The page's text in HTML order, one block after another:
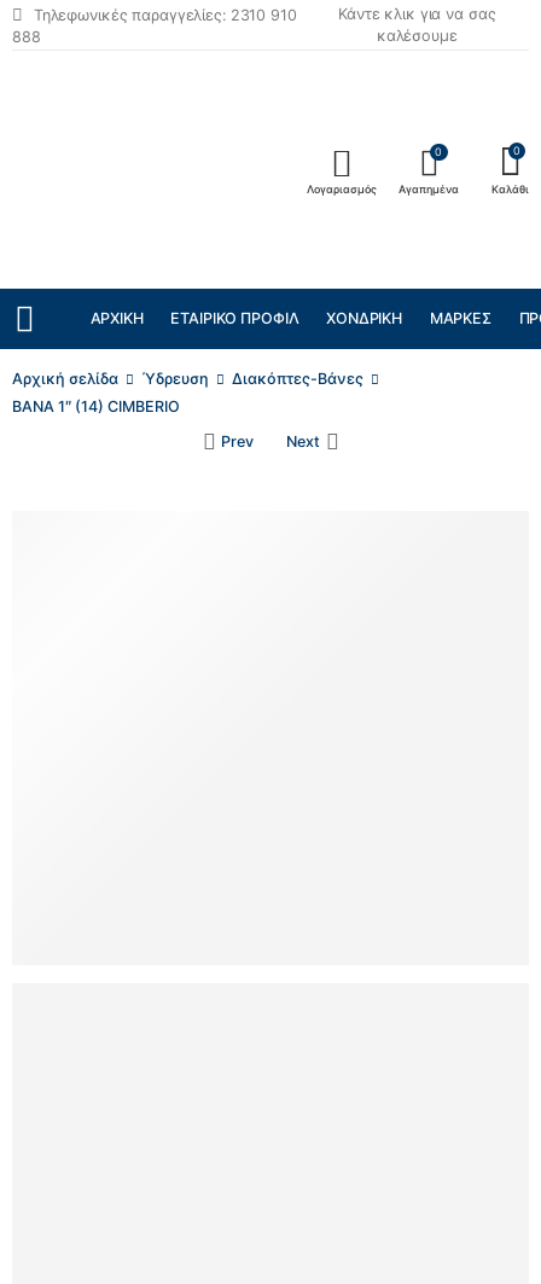
Τηλεφωνικές παραγγελίες: 2310 910
888
Κάντε κλικ για να σας
καλέσουμε
Λογαριασμός
0
Αγαπημένα
0
Καλάθι
ΑΡΧΙΚΉ ΕΤΑΙΡΙΚΌ ΠΡΟΦΊΛ ΧΟΝΔΡΙΚΉ ΜΆΡΚΕΣ
Αρχική σελίδα Ύδρευση
Διακόπτες-Βάνες
ΒΑΝΑ 1″ (14) CIMBERIO
Prev
Next